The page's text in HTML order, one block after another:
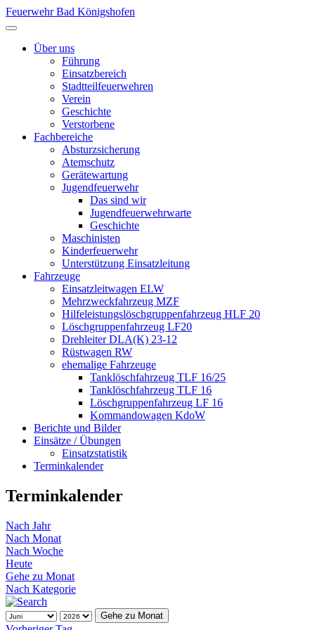
Feuerwehr Bad Königshofen
Über uns
Führung
Einsatzbereich
Stadtteilfeuerwehren
Verein
Geschichte
Verstorbene
Fachbereiche
Absturzsicherung
Atemschutz
Gerätewartung
Jugendfeuerwehr
Das sind wir
Jugendfeuerwehrwarte
Geschichte
Maschinisten
Kinderfeuerwehr
Unterstützung Einsatzleitung
Fahrzeuge
Einsatzleitwagen ELW
Mehrzweckfahrzeug MZF
Hilfeleistungslöschgruppenfahrzeug HLF 20
Löschgruppenfahrzeug LF20
Drehleiter DLA(K) 23-12
Rüstwagen RW
ehemalige Fahrzeuge
Tanklöschfahrzeug TLF 16/25
Tanklöschfahrzeug TLF 16
Löschgruppenfahrzeug LF 16
Kommandowagen KdoW
Berichte und Bilder
Einsätze / Übungen
Einsatzstatistik
Terminkalender
Terminkalender
Nach Jahr
Nach Monat
Nach Woche
Heute
Gehe zu Monat
Nach Kategorie
Gehe zu Monat